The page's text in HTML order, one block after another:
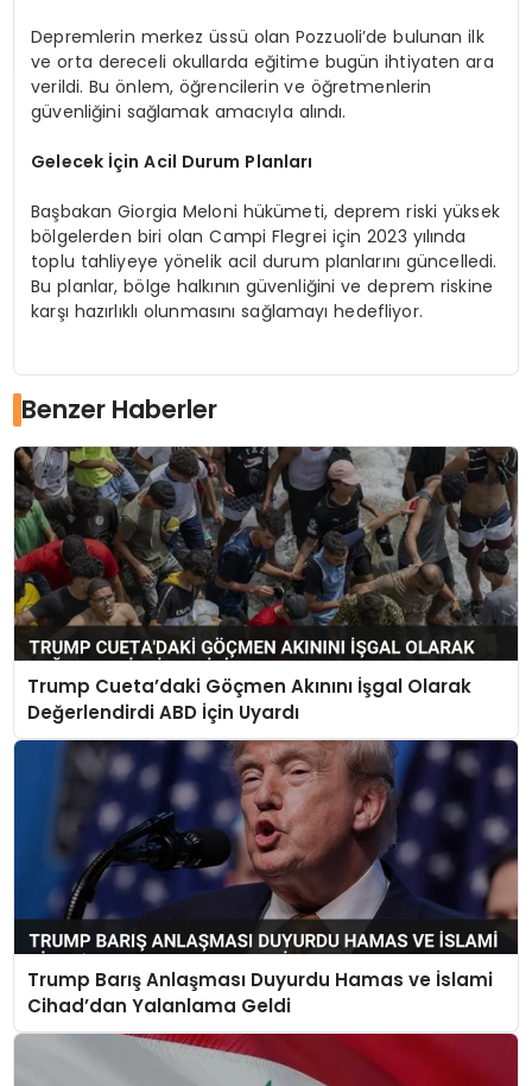
Depremlerin merkez üssü olan Pozzuoli’de bulunan ilk
ve orta dereceli okullarda eğitime bugün ihtiyaten ara
verildi. Bu önlem, öğrencilerin ve öğretmenlerin
güvenliğini sağlamak amacıyla alındı.
Gelecek İçin Acil Durum Planları
Başbakan Giorgia Meloni hükümeti, deprem riski yüksek
bölgelerden biri olan Campi Flegrei için 2023 yılında
toplu tahliyeye yönelik acil durum planlarını güncelledi.
Bu planlar, bölge halkının güvenliğini ve deprem riskine
karşı hazırlıklı olunmasını sağlamayı hedefliyor.
Benzer Haberler
Trump Cueta’daki Göçmen Akınını İşgal Olarak
Değerlendirdi ABD İçin Uyardı
Trump Barış Anlaşması Duyurdu Hamas ve İslami
Cihad’dan Yalanlama Geldi